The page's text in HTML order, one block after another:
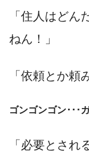
「住人はどん
ねん！」
「依頼とか頼
ゴンゴンゴン･･･
「必要とされ